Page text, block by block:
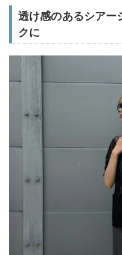
透け感のあるシアー
クに